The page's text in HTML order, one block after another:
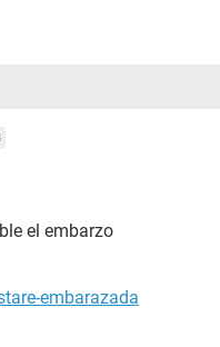
el embarzo
embarazada